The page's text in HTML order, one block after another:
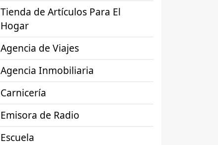
Tienda de Artículos Para El
Hogar
Agencia de Viajes
Agencia Inmobiliaria
Carnicería
Emisora de Radio
Escuela